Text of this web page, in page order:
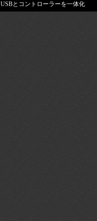
USBとコントローラーを一体化